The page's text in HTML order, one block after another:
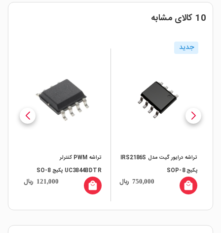
10 کالای مشابه
تراشه درایور گیت مدل IRS2186S
ریال
تراشه PWM کنترلر
121,000 ریال local_mall
DIP
275,000 local_mall